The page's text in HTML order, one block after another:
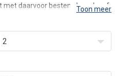
met daarvoor bestemde wals- of
op maat leveren met deze
Toon meer
2